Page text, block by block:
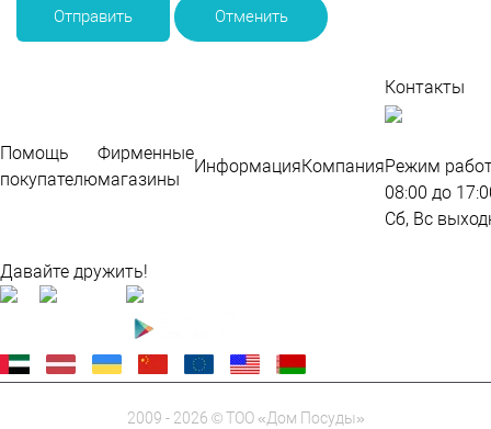
Отправить Отменить
Помощь
покупателю
Фирменные
магазины
ИнформацияКомпания
Контакты
Режим
08:00 до
Сб, Вс
Давайте дружить!
2009 - 2026 © ТОО «Дом Посуды»